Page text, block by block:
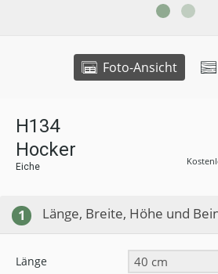
Foto-Ansicht
H134
Hocker
Eiche
1 Länge, Breite, Höhe und
Länge